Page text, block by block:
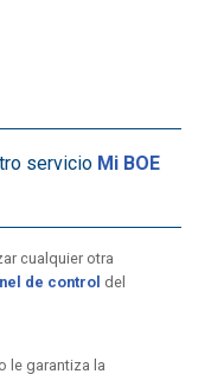
servicio Mi BOE
cualquier otra
de control del
le garantiza la